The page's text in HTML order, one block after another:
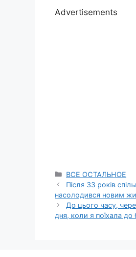
Advertisements
Categories
ВСЕ ОСТАЛЬНОЕ
Після 33 років
насолодився новим
До цього часу,
дня, коли я поїхала до